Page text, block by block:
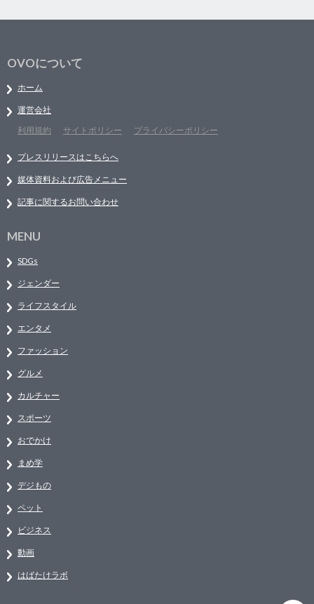
OVOについて
ホーム
運営会社
利用規約
サイトポリシー プライバシーポリシー
プレスリリースはこちらへ
媒体資料および広告メニュー
記事に関するお問い合わせ
MENU
SDGs
ジェンダー
ライフスタイル
エンタメ
ファッション
グルメ
カルチャー
スポーツ
おでかけ
まめ学
デジもの
ペット
ビジネス
動画
はばたけラボ